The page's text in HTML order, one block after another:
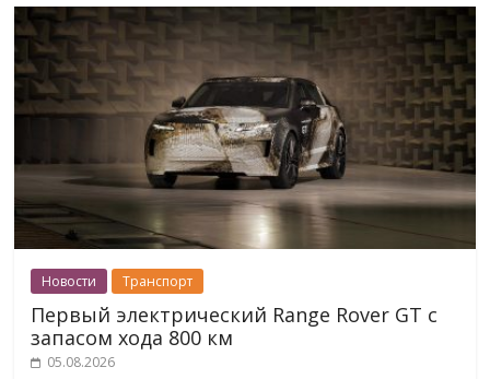
Новости Транспорт
Первый электрический Range Rover GT с
запасом хода 800 км
05.08.2026